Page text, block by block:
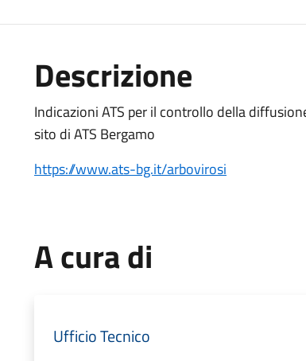
Descrizione
Indicazioni ATS per il controllo della
sito di ATS Bergamo
https://www.ats-bg.it/arbovirosi
A cura di
Ufficio Tecnico